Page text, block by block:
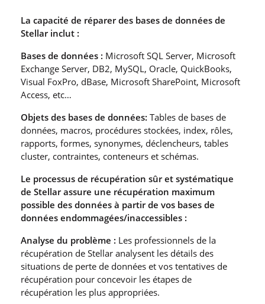
La capacité de réparer des bases de données de
Stellar inclut :
Bases de données : Microsoft SQL Server, Microsoft
Exchange Server, DB2, MySQL, Oracle, QuickBooks,
Visual FoxPro, dBase, Microsoft SharePoint, Microsoft
Access, etc…
Objets des bases de données: Tables de bases de
données, macros, procédures stockées, index, rôles,
rapports, formes, synonymes, déclencheurs, tables
cluster, contraintes, conteneurs et schémas.
Le processus de récupération sûr et systématique
de Stellar assure une récupération maximum
possible des données à partir de vos bases de
données endommagées/inaccessibles :
Analyse du problème : Les professionnels de la
récupération de Stellar analysent les détails des
situations de perte de données et vos tentatives de
récupération pour concevoir les étapes de
récupération les plus appropriées.